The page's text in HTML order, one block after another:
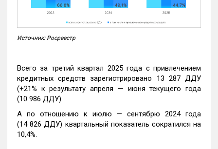
Источник: Росреестр
Всего за третий квартал 2025 года с привлечением
кредитных средств зарегистрировано 13 287 ДДУ
(+21% к результату апреля — июня текущего года
(10 986 ДДУ).
А по отношению к июлю — сентябрю 2024 года
(14 826 ДДУ) квартальный показатель сократился на
10,4%.